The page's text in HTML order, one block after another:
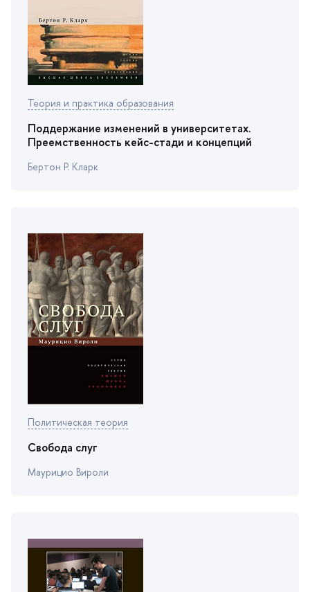
Теория и практика образования
Поддержание изменений в университетах.
Преемственность кейс-стади и концепций
Бертон Р. Кларк
Политическая теория
Свобода слу
Маурицио Вироли